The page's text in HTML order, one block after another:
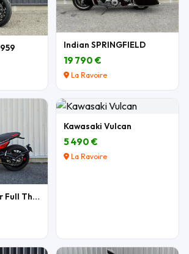
Indian SPRINGFIELD
19 790 €
La Ravoire
Ducati Scrambler Full Throttle 803 cm3
Kawasaki Vulcan
5 490 €
La Ravoire